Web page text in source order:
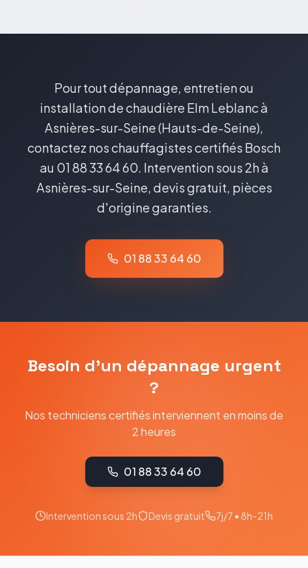
Pour tout dépannage, entretien ou
installation de chaudière Elm Leblanc à
Asnières-sur-Seine (Hauts-de-Seine),
contactez nos chauffagistes certifiés Bosch
au 01 88 33 64 60. Intervention sous 2h à
Asnières-sur-Seine, devis gratuit, pièces
d'origine garanties.
01 88 33 64 60
Besoin d'un dépannage urgent
?
Nos techniciens certifiés interviennent en moins de
2 heures
01 88 33 64 60
Intervention sous 2h Devis gratuit 7j/7 • 8h-21h